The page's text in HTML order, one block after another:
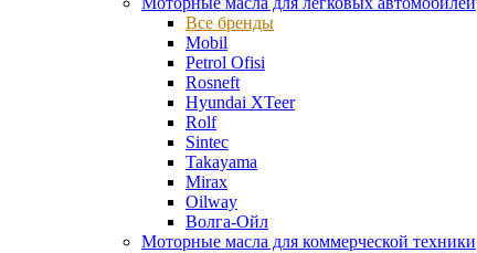
Все бренды
Mobil
Petrol Ofisi
Rosneft
Hyundai XTeer
Rolf
Sintec
Takayama
Mirax
Oilway
Волга-Ойл
Моторные масла для коммерческой техники